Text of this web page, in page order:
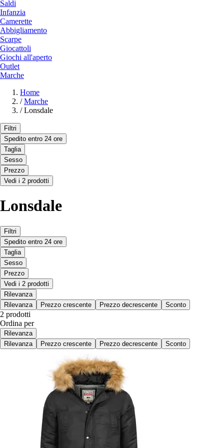
Saldi
Infanzia
Camerette
Abbigliamento
Scarpe
Giocattoli
Giochi all'aperto
Outlet
Marche
Home
/ Marche
/ Lonsdale
Filtri
Spedito entro 24 ore
Taglia
Sesso
Prezzo
Vedi i 2 prodotti
Lonsdale
Filtri
Spedito entro 24 ore
Taglia
Sesso
Prezzo
Vedi i 2 prodotti
Rilevanza
Rilevanza
Prezzo crescente Prezzo decrescente Sconto
2 prodotti
Ordina per
Rilevanza
Rilevanza
Prezzo crescente Prezzo decrescente Sconto